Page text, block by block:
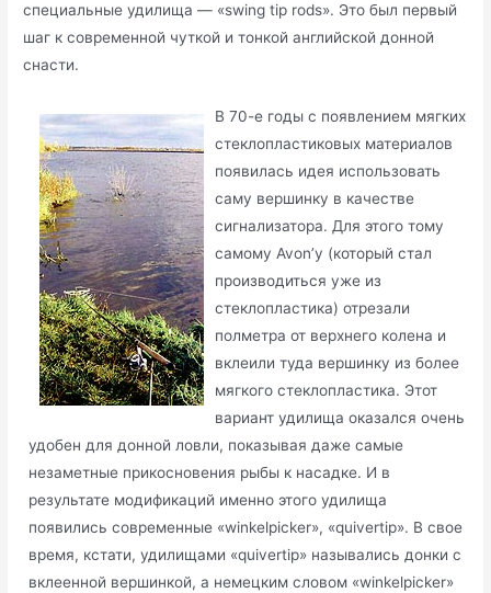
специальные удилища — «swing tip rods». Это был первый
шаг к современной чуткой и тонкой английской донной
снасти.
В 70-е годы с появлением мягких
стеклопластиковых материалов
появилась идея использовать
саму вершинку в качестве
сигнализатора. Для этого тому
самому Avon’y (который стал
производиться уже из
стеклопластика) отрезали
полметра от верхнего колена и
вклеили туда вершинку из более
мягкого стеклопластика. Этот
вариант удилища оказался очень
удобен для донной ловли, показывая даже самые
незаметные прикосновения рыбы к насадке. И в
результате модификаций именно этого удилища
появились современные «winkelpicker», «quivertip». В свое
время, кстати, удилищами «quivertip» назывались донки с
вклеенной вершинкой, а немецким словом «winkelpicker»